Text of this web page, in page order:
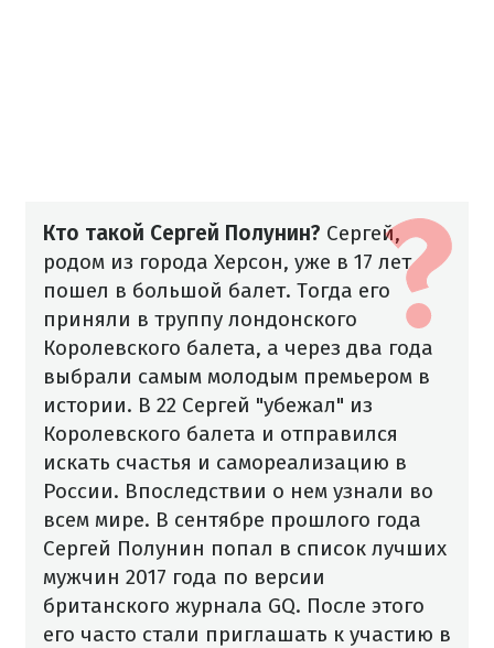
Кто такой Сергей Полунин? Сергей,
родом из города Херсон, уже в 17 лет
пошел в большой балет. Тогда его
приняли в труппу лондонского
Королевского балета, а через два года
выбрали самым молодым премьером в
истории. В 22 Сергей "убежал" из
Королевского балета и отправился
искать счастья и самореализацию в
России. Впоследствии о нем узнали во
всем мире. В сентябре прошлого года
Сергей Полунин попал в список лучших
мужчин 2017 года по версии
британского журнала GQ. После этого
его часто стали приглашать к участию в